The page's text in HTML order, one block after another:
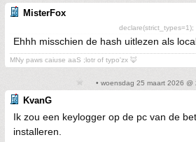
MisterFox
declare(strict_types=1);
Ehhh misschien de hash uitlezen als
MNy paws caiuse aaS ;lotr of typo'zx 🦊
• woensdag 25 maart 2026 @
KvanG
Ik zou een keylogger op de pc van de
installeren.